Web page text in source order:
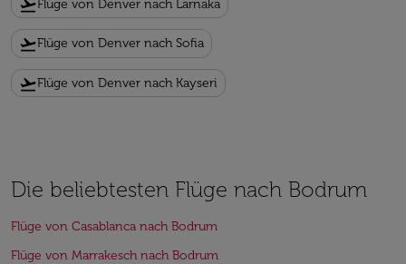
flight_takeoffFlüge von Denver nach Larnaka
flight_takeoffFlüge von Denver nach Sofia
flight_takeoffFlüge von Denver nach Kayseri
Die beliebtesten Flüge nach Bodrum
Flüge von Casablanca nach Bodrum
Flüge von Marrakesch nach Bodrum